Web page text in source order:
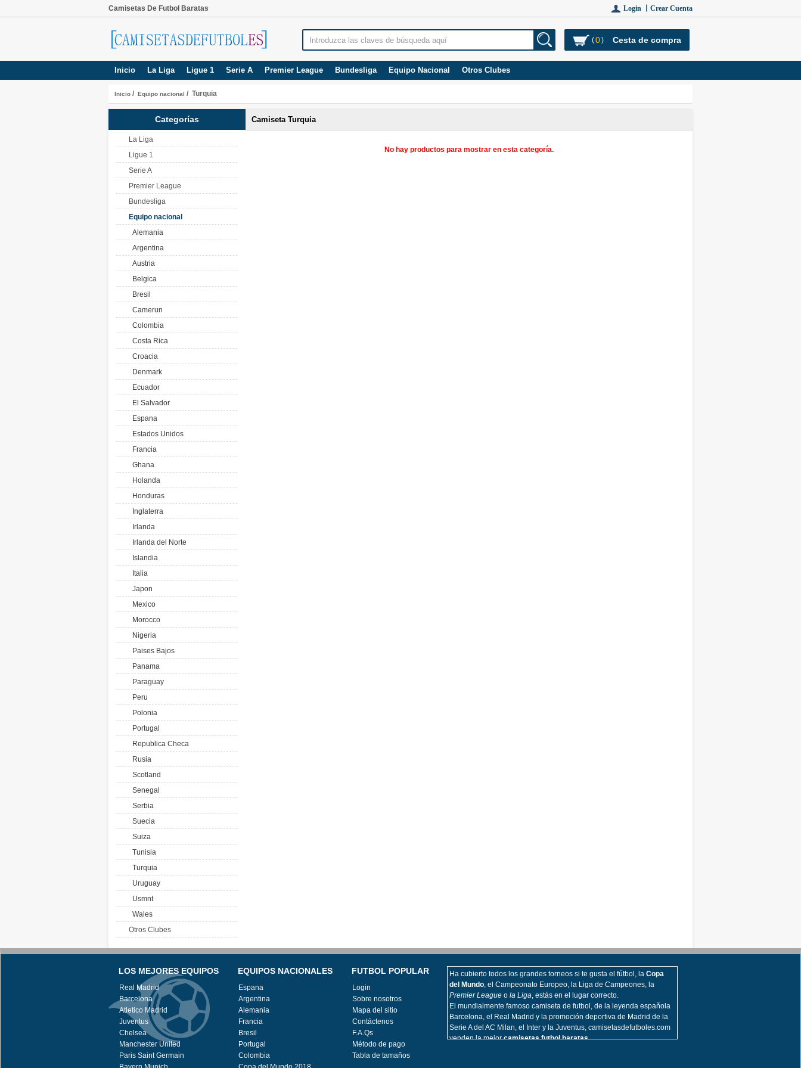
Camisetas De Futbol Baratas Login 丨 Crear Cuenta
(0) Cesta de compra
Inicio La Liga Ligue 1 Serie A Premier League Bundesliga Equipo Nacional Otros Clubes
Inicio / Equipo nacional / Turquia
Categorías
La Liga
Ligue 1
Serie A
Premier League
Bundesliga
Equipo nacional
Alemania
Argentina
Austria
Belgica
Bresil
Camerun
Colombia
Costa Rica
Croacia
Denmark
Ecuador
El Salvador
Espana
Estados Unidos
Francia
Ghana
Holanda
Honduras
Inglaterra
Irlanda
Irlanda del Norte
Islandia
Italia
Japon
Mexico
Morocco
Nigeria
Paises Bajos
Panama
Paraguay
Peru
Polonia
Portugal
Republica Checa
Rusia
Scotland
Senegal
Serbia
Suecia
Suiza
Tunisia
Turquia
Uruguay
Usmnt
Wales
Otros Clubes
Camiseta Turquia
No hay productos para mostrar en esta categoría.
LOS MEJORES EQUIPOS
Real Madrid
Barcelona
Atletico Madrid
Juventus
Chelsea
Manchester United
Paris Saint Germain
EQUIPOS NACIONALES
Espana
Argentina
Alemania
Francia
Bresil
Portugal
Colombia
FUTBOL POPULAR
Login
Sobre nosotros
Mapa del sitio
Contáctenos
F.A.Qs
Método de pago
Tabla de tamaños
Ha cubierto todos los grandes torneos si te gusta el fútbol, la Copa
del Mundo, el Campeonato Europeo, la Liga de Campeones, la
Premier League o la Liga, estás en el lugar correcto.
El mundialmente famoso camiseta de futbol, de la leyenda española
Barcelona, el Real Madrid y la promoción deportiva de Madrid de la
Serie A del AC Milan, el Inter y la Juventus, camisetasdefutboles.com
venden la mejorcamisetas futbol baratas.